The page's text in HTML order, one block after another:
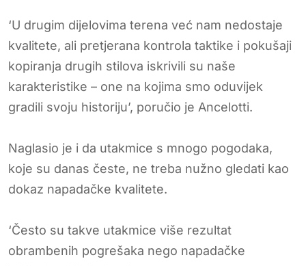
‘U drugim dijelovima terena već nam nedostaje
kvalitete, ali pretjerana kontrola taktike i pokušaji
kopiranja drugih stilova iskrivili su naše
karakteristike – one na kojima smo oduvijek
gradili svoju historiju’, poručio je Ancelotti.
Naglasio je i da utakmice s mnogo pogodaka,
koje su danas česte, ne treba nužno gledati kao
dokaz napadačke kvalitete.
‘Često su takve utakmice više rezultat
obrambenih pogrešaka nego napadačke